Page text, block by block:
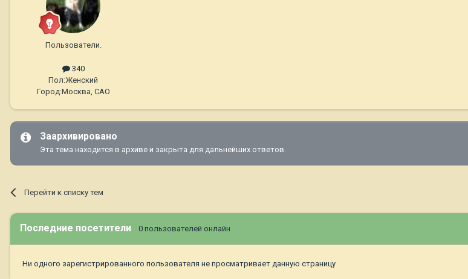
Пользователи.
340
Пол:Женский
Город:Москва, САО
Заархивировано
Эта тема находится в архиве и закрыта для дальнейших ответов.
Перейти к списку тем
Последние посетители 0 пользователей онлайн
Ни одного зарегистрированного пользователя не просматривает данную страницу